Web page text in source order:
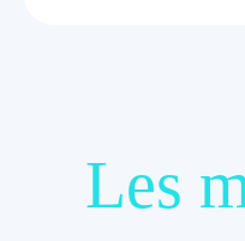
Les